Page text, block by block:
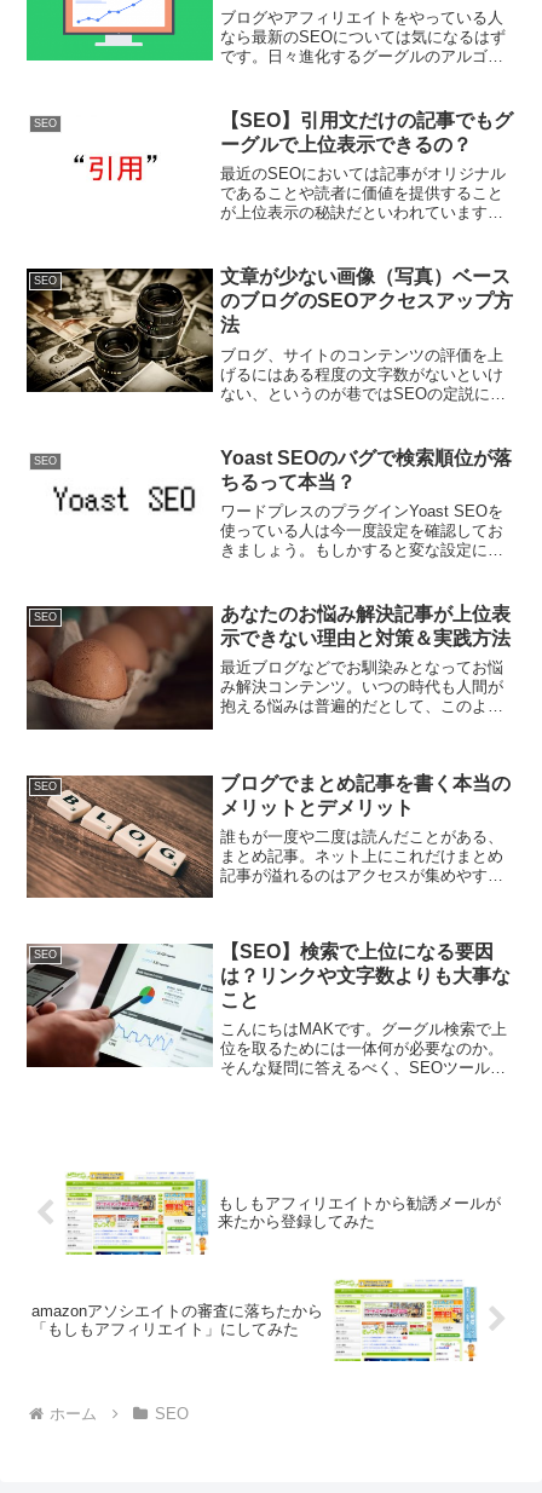
ブログやアフィリエイトをやっている人
なら最新のSEOについては気になるはず
です。日々進化するグーグルのアルゴリ
イトだとペナルティーを受けるのか。そ
れについて詳しく説明し...
SEO
【SEO】引用文だけの記事でもグ
ーグルで上位表示できるの？
最近のSEOにおいては記事がオリジナル
であることや読者に価値を提供すること
が上位表示の秘訣だといわれています
占している場合があります。一体これは
どういうことなのでしょう...
SEO
文章が少ない画像（写真）ベース
のブログのSEOアクセスアップ方
法
ブログ、サイトのコンテンツの評価を上
げるにはある程度の文字数がないといけ
ない、というのが巷ではSEOの定説にな
サイトはどのようにしてグーグルの評価
を上げるのでしょうか。...
SEO
Yoast SEOのバグで検索順位が落
ちるって本当？
ワードプレスのプラグインYoast SEOを
使っている人は今一度設定を確認してお
きましょう。もしかすると変な設定にな
SEO
あなたのお悩み解決記事が上位表
示できない理由と対策＆実践方法
最近ブログなどでお馴染みとなってお悩
み解決コンテンツ。いつの時代も人間が
抱える悩みは普遍的だとして、このよう
したアクセスを集めること...
SEO
ブログでまとめ記事を書く本当の
メリットとデメリット
誰もが一度や二度は読んだことがある、
まとめ記事。ネット上にこれだけまとめ
記事が溢れるのはアクセスが集めやす
いことだけではありません。...
SEO
【SEO】検索で上位になる要因
は？リンクや文字数よりも大事な
こと
こんにちはMAKです。グーグル検索で上
位を取るためには一体何が必要なのか。
そんな疑問に答えるべく、SEOツールを
もしもアフィリエイトから勧誘メールが
来たから登録してみた
amazonアソシエイトの審査に落ちたから
「もしもアフィリエイト」にしてみた
ホーム SEO